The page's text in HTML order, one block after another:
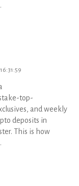
top-
and weekly
deposits in
This is how